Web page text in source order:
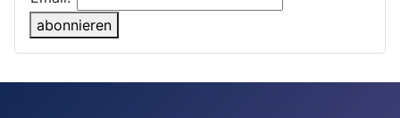
abonnieren